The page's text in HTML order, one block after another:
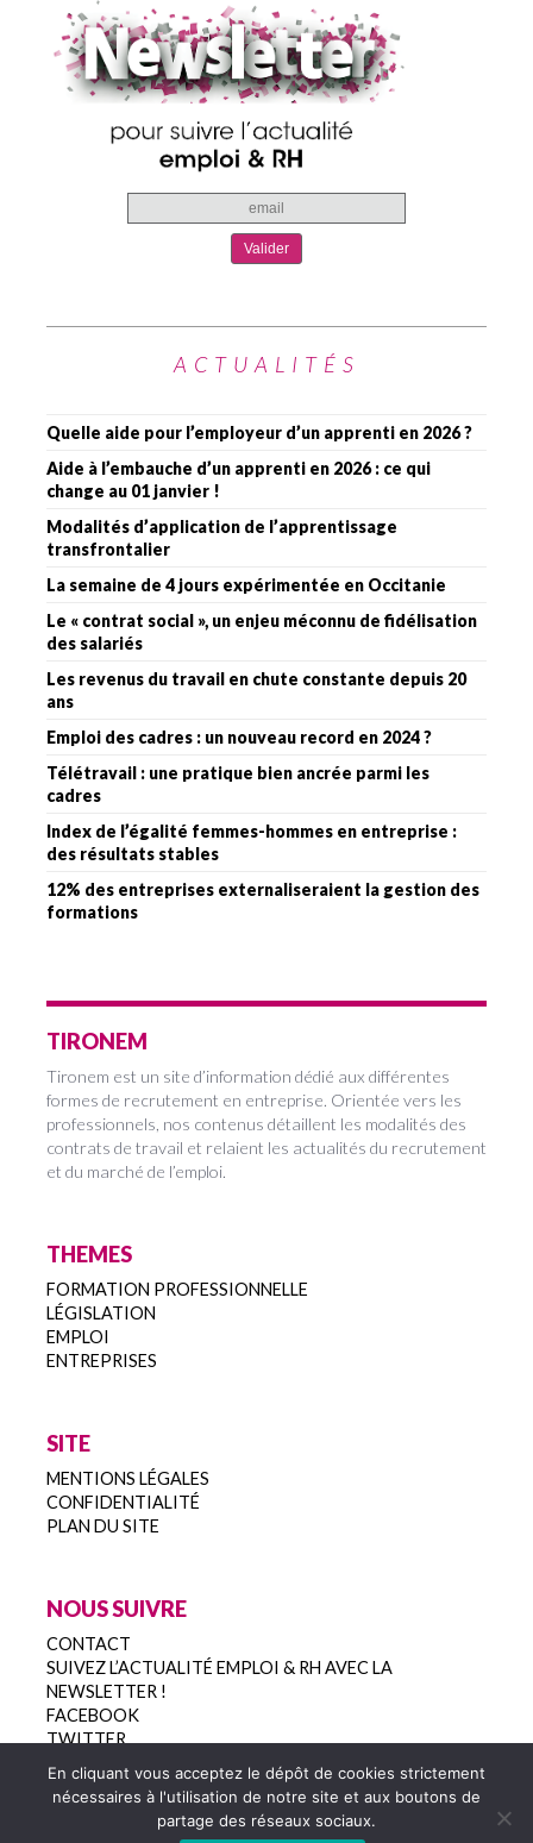
ACTUALITÉS
Quelle aide pour l’employeur d’un apprenti en 2026 ?
Aide à l’embauche d’un apprenti en 2026 : ce qui
change au 01 janvier !
Modalités d’application de l’apprentissage
transfrontalier
La semaine de 4 jours expérimentée en Occitanie
Le « contrat social », un enjeu méconnu de fidélisation
des salariés
Les revenus du travail en chute constante depuis 20
ans
Emploi des cadres : un nouveau record en 2024 ?
Télétravail : une pratique bien ancrée parmi les
cadres
Index de l’égalité femmes-hommes en entreprise :
des résultats stables
12% des entreprises externaliseraient la gestion des
formations
TIRONEM
Tironem est un site d’information dédié aux différentes
formes de recrutement en entreprise. Orientée vers les
professionnels, nos contenus détaillent les modalités des
contrats de travail et relaient les actualités du recrutement
et du marché de l’emploi.
THEMES
FORMATION PROFESSIONNELLE
LÉGISLATION
EMPLOI
ENTREPRISES
SITE
MENTIONS LÉGALES
CONFIDENTIALITÉ
PLAN DU SITE
NOUS SUIVRE
CONTACT
SUIVEZ L’ACTUALITÉ EMPLOI & RH AVEC LA
NEWSLETTER !
FACEBOOK
TWITTER
Copyright 2022
En cliquant vous acceptez le dépôt de cookies strictement
nécessaires à l'utilisation de notre site et aux boutons de
partage des réseaux sociaux.